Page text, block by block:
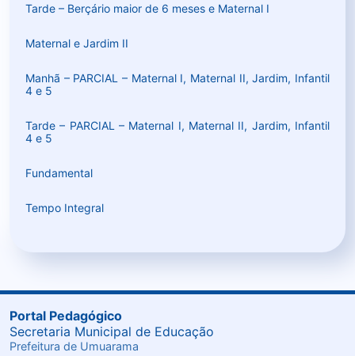
Tarde – Berçário maior de 6 meses e Maternal I
Maternal e Jardim II
Manhã – PARCIAL – Maternal I, Maternal II, Jardim, Infantil
4 e 5
Tarde – PARCIAL – Maternal I, Maternal II, Jardim, Infantil
4 e 5
Fundamental
Tempo Integral
Portal Pedagógico
Secretaria Municipal de Educação
Prefeitura de Umuarama